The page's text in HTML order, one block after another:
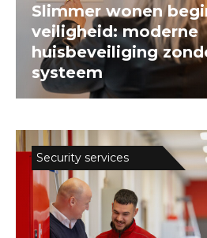
Slimmer wonen
veiligheid: moderne
huisbeveiliging
systeem
Security services